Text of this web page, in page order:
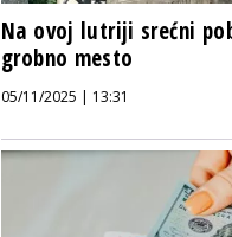
Na ovoj lutriji srećni
grobno mesto
05/11/2025 | 13:31